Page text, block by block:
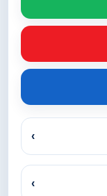
›
›